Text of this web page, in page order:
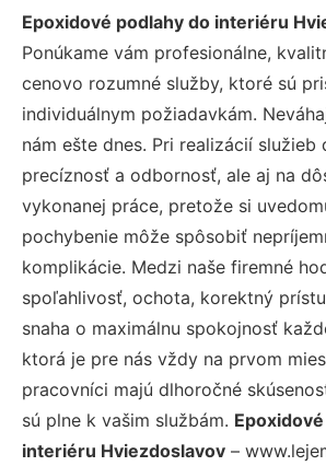
Epoxidové podlahy do interiéru
Ponúkame vám profesionálne,
cenovo rozumné služby, ktoré sú
individuálnym požiadavkám.
nám ešte dnes. Pri realizácií služieb
precíznosť a odbornosť, ale aj na
vykonanej práce, pretože si
pochybenie môže spôsobiť
komplikácie. Medzi naše firemné
spoľahlivosť, ochota, korektný
snaha o maximálnu spokojnosť
ktorá je pre nás vždy na prvom
pracovníci majú dlhoročné
sú plne k vašim službám.
interiéru Hviezdoslavov –